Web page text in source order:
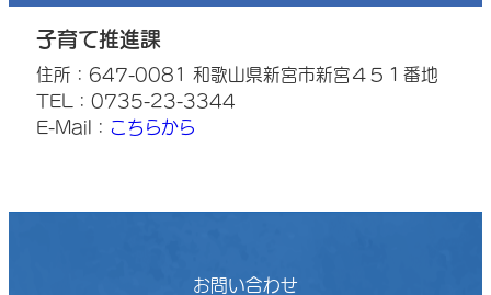
子育て推進課
住所：647-0081 和歌山県新宮市新宮４５１番地
TEL：0735-23-3344
E-Mail： こちらから
お問い合わせ